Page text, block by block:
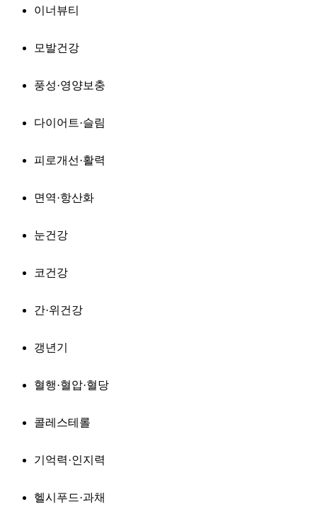
이너뷰티
모발건강
풍성·영양보충
다이어트·슬림
피로개선·활력
면역·항산화
눈건강
코건강
간·위건강
갱년기
혈행·혈압·혈당
콜레스테롤
기억력·인지력
헬시푸드·과채